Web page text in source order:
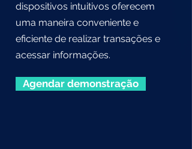
dispositivos intuitivos oferecem
uma maneira conveniente e
eficiente de realizar transações e
acessar informações.
Agendar demonstração